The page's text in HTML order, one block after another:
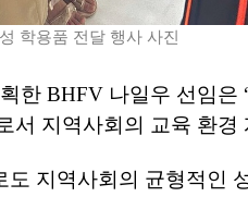
학용품 전달 행사 사진
한 BHFV 나일우 선임
서 지역사회의 교육 환
도 지역사회의 균형적인